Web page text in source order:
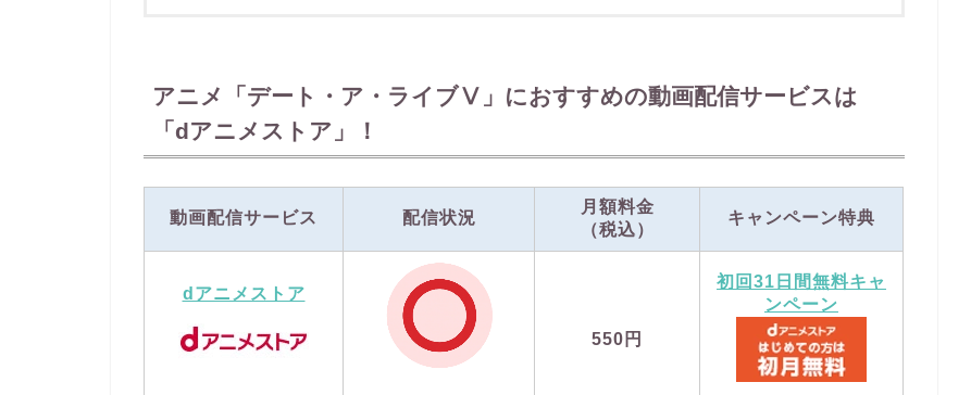
アニメ「デート・ア・ライブⅤ」におすすめの動画配信サービスは
「dアニメストア」！
動画配信サービス 配信状況
月額料金
（税込）
キャンペーン特典
dアニメストア
550円
初回31日間無料キャ
ンペーン